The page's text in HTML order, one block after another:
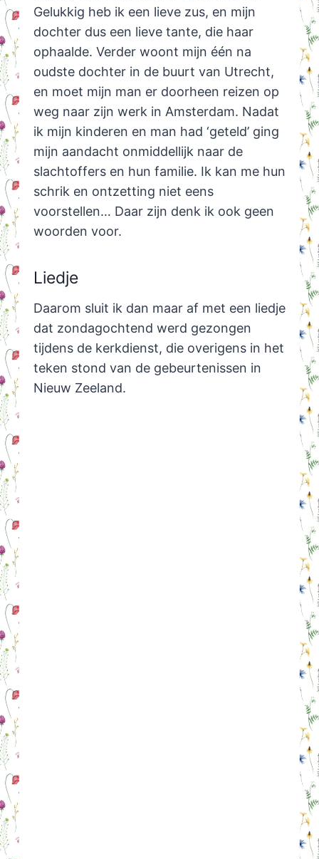
Gelukkig heb ik een lieve zus, en mijn
dochter dus een lieve tante, die haar
ophaalde. Verder woont mijn één na
oudste dochter in de buurt van Utrecht,
en moet mijn man er doorheen reizen op
weg naar zijn werk in Amsterdam. Nadat
ik mijn kinderen en man had ‘geteld’ ging
mijn aandacht onmiddellijk naar de
slachtoffers en hun familie. Ik kan me hun
schrik en ontzetting niet eens
voorstellen… Daar zijn denk ik ook geen
woorden voor.
Liedje
Daarom sluit ik dan maar af met een liedje
dat zondagochtend werd gezongen
tijdens de kerkdienst, die overigens in het
teken stond van de gebeurtenissen in
Nieuw Zeeland.